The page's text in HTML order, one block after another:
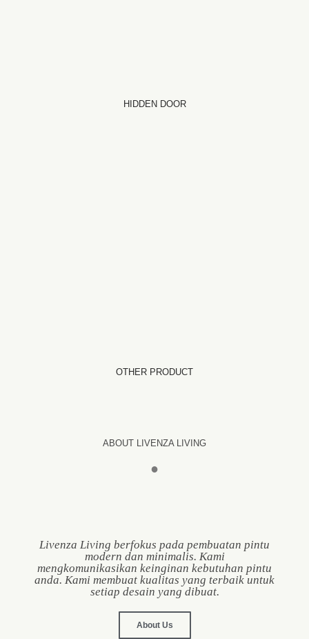
HIDDEN DOOR
OTHER PRODUCT
ABOUT LIVENZA LIVING
●
Livenza Living berfokus pada pembuatan pintu
modern dan minimalis. Kami
mengkomunikasikan keinginan kebutuhan pintu
anda. Kami membuat kualitas yang terbaik untuk
setiap desain yang dibuat.
About Us